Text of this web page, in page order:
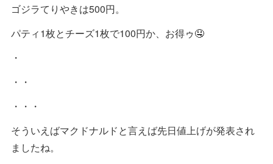
ゴジラてりやきは500円。
パティ1枚とチーズ1枚で100円か、お得ゥ🤤
・
・・
・・・
そういえばマクドナルドと言えば先日値上げが発表され
ましたね。